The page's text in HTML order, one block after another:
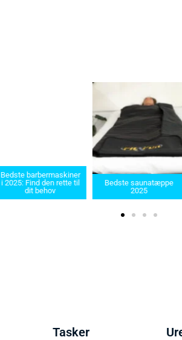
Bedste barbermaskiner
i 2025: Find den rette til
dit behov
Bedste saunatæppe
2025
Tasker